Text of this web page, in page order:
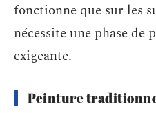
fonctionne que sur les
nécessite une phase de
exigeante.
Peinture